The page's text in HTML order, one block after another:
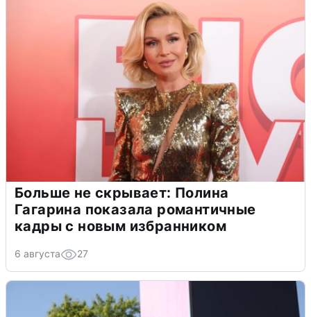
Больше не скрывает: Полина
Гагарина показала романтичные
кадры с новым избранником
6 августа 27